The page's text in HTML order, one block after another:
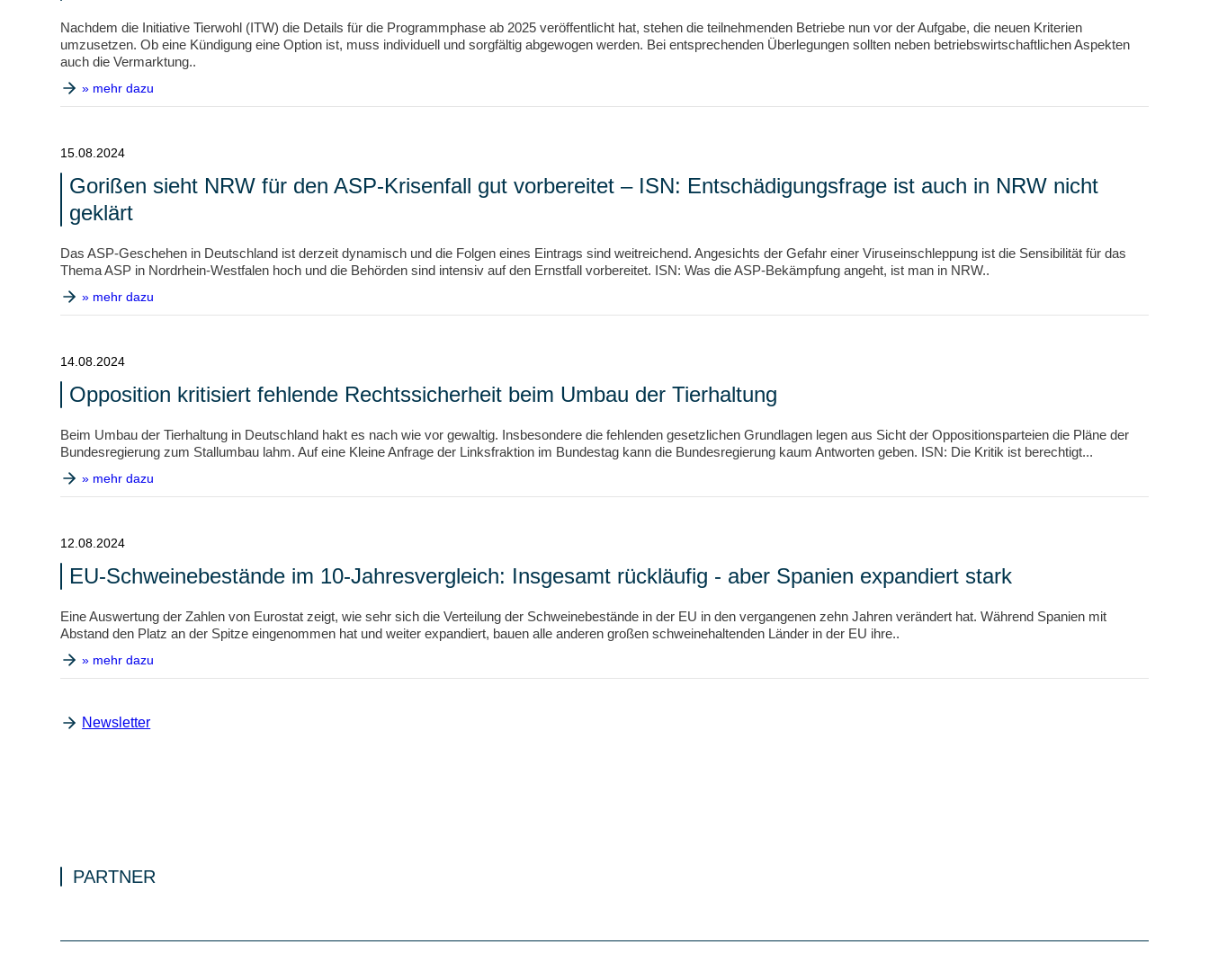
Nachdem die Initiative Tierwohl (ITW) die Details für die Programmphase ab 2025 veröffentlicht hat, stehen die teilnehmenden Betriebe nun vor der Aufgabe, die neuen Kriterien
umzusetzen. Ob eine Kündigung eine Option ist, muss individuell und sorgfältig abgewogen werden. Bei entsprechenden Überlegungen sollten neben betriebswirtschaftlichen Aspekten
auch die Vermarktung..
» mehr dazu
15.08.2024
Gorißen sieht NRW für den ASP-Krisenfall gut vorbereitet – ISN: Entschädigungsfrage ist auch in NRW nicht
geklärt
Das ASP-Geschehen in Deutschland ist derzeit dynamisch und die Folgen eines Eintrags sind weitreichend. Angesichts der Gefahr einer Viruseinschleppung ist die Sensibilität für das
Thema ASP in Nordrhein-Westfalen hoch und die Behörden sind intensiv auf den Ernstfall vorbereitet. ISN: Was die ASP-Bekämpfung angeht, ist man in NRW..
» mehr dazu
14.08.2024
Opposition kritisiert fehlende Rechtssicherheit beim Umbau der Tierhaltung
Beim Umbau der Tierhaltung in Deutschland hakt es nach wie vor gewaltig. Insbesondere die fehlenden gesetzlichen Grundlagen legen aus Sicht der Oppositionsparteien die Pläne der
Bundesregierung zum Stallumbau lahm. Auf eine Kleine Anfrage der Linksfraktion im Bundestag kann die Bundesregierung kaum Antworten geben. ISN: Die Kritik ist berechtigt...
» mehr dazu
12.08.2024
EU-Schweinebestände im 10-Jahresvergleich: Insgesamt rückläufig - aber Spanien expandiert stark
Eine Auswertung der Zahlen von Eurostat zeigt, wie sehr sich die Verteilung der Schweinebestände in der EU in den vergangenen zehn Jahren verändert hat. Während Spanien mit
Abstand den Platz an der Spitze eingenommen hat und weiter expandiert, bauen alle anderen großen schweinehaltenden Länder in der EU ihre..
» mehr dazu
Newsletter
PARTNER